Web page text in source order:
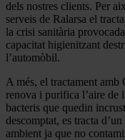
dels nostres clients. Per
serveis de Ralarsa el
la crisi sanitària
capacitat higienitzant
l’automòbil.
A més, el tractament amb
renova i purifica l’aire de
bacteris que quedin
descomptat, es tracta
ambient ja que no